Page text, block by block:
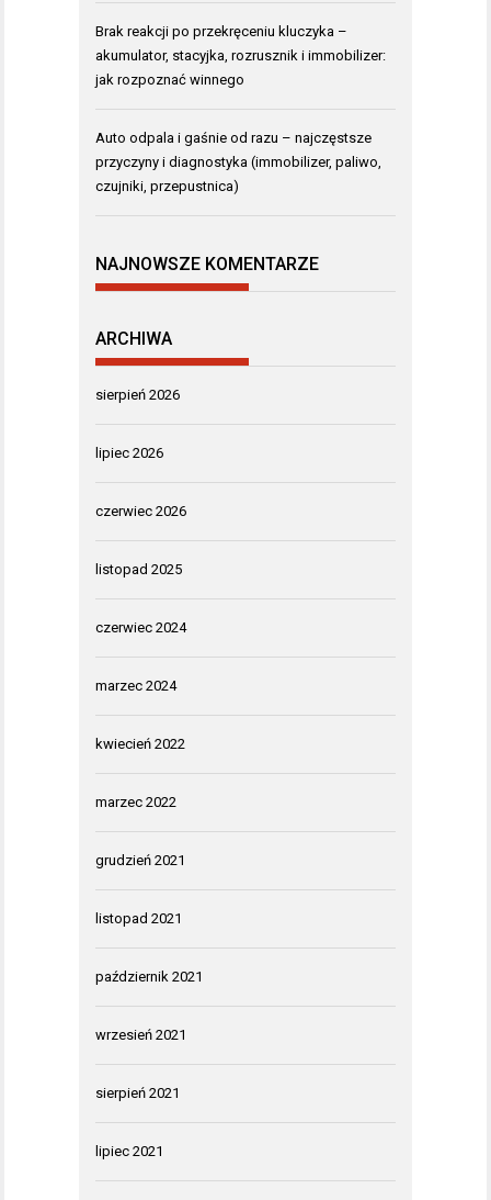
Brak reakcji po przekręceniu kluczyka –
akumulator, stacyjka, rozrusznik i immobilizer:
jak rozpoznać winnego
Auto odpala i gaśnie od razu – najczęstsze
przyczyny i diagnostyka (immobilizer, paliwo,
czujniki, przepustnica)
NAJNOWSZE KOMENTARZE
ARCHIWA
sierpień 2026
lipiec 2026
czerwiec 2026
listopad 2025
czerwiec 2024
marzec 2024
kwiecień 2022
marzec 2022
grudzień 2021
listopad 2021
październik 2021
wrzesień 2021
sierpień 2021
lipiec 2021